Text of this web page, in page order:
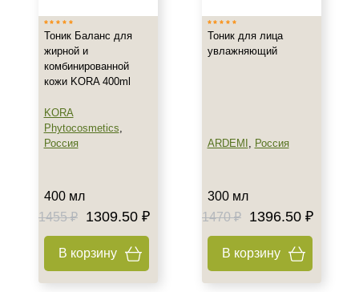
Тоник Баланс для
жирной и
комбинированной
кожи KORA 400ml
KORA
Phytocosmetics,
Россия
400 мл
1455 ₽
1309.50 ₽
В корзину
Тоник для лица
увлажняющий
ARDEMI , Россия
300 мл
1470 ₽
1396.50 ₽
В корзину